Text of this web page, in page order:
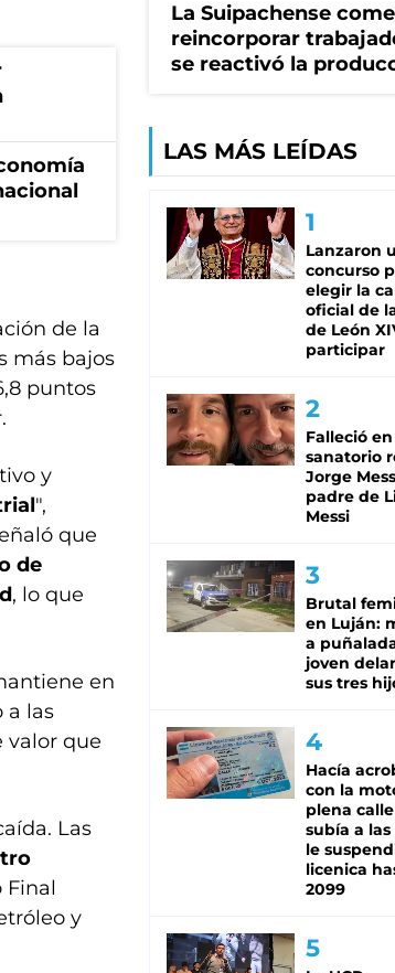
de la
más bajos
puntos
y
",
que
de
, lo que
en
a las
valor que
Las
Final
y
La Suipachense
reincorporar
se reactivó la
LAS MÁS LEÍDAS
Lanzaron
concurso
elegir la
oficial de
de León
participar
Falleció
sanatorio
Jorge
padre de
Messi
Brutal
en Luján:
a
joven
sus tres
Hacía
con la
plena
subía a las
le
licenica
2099